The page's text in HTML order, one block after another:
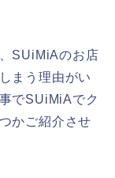
SUiMiAのお店
まう理由がい
でSUiMiAでク
かご紹介させ